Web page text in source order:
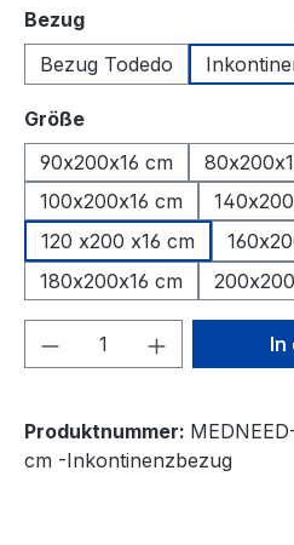
Bezugauswählen
Bezug Todedo
Größeauswählen
90x200x16 cm
100x200x16 cm
120 x200 x16 cm
180x200x16 cm
Produkt Anzahl: In
Produktnummer:
cm -Inkontinenzbezug